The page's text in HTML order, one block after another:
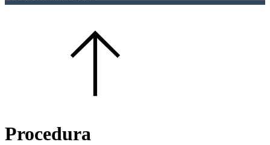
Procedura